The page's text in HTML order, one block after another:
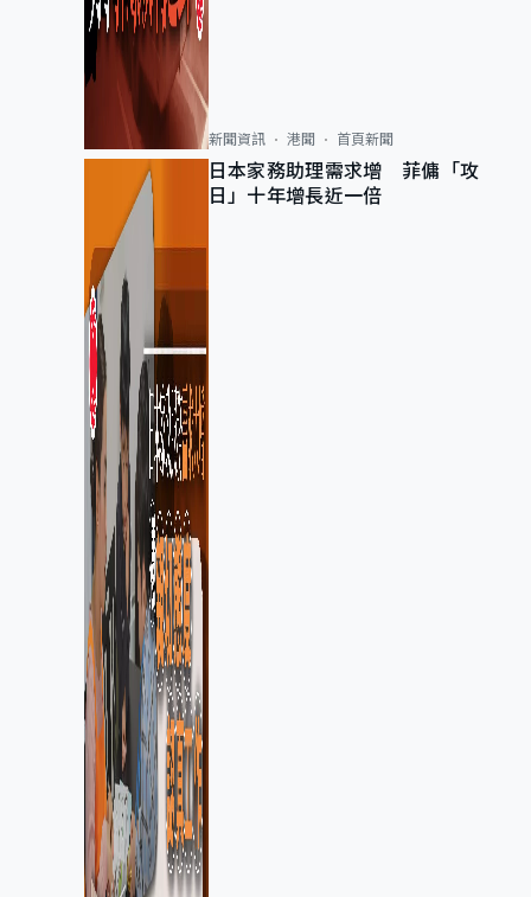
新聞資訊 港聞 首頁新聞
日本家務助理需求增 菲傭「攻
日」十年增長近一倍